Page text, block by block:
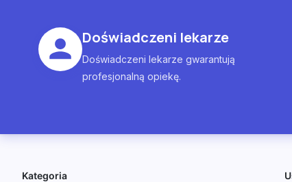
Doświadczeni lekarze
Doświadczeni lekarze gwarantują
profesjonalną opiekę.
Kategoria